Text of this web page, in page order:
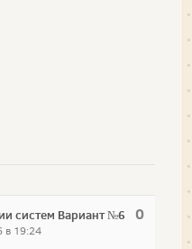
0
систем Вариант №6
в 19:24